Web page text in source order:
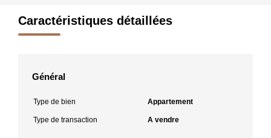
Caractéristiques détaillées
Général
Type de bien Appartement
Type de transaction A vendre